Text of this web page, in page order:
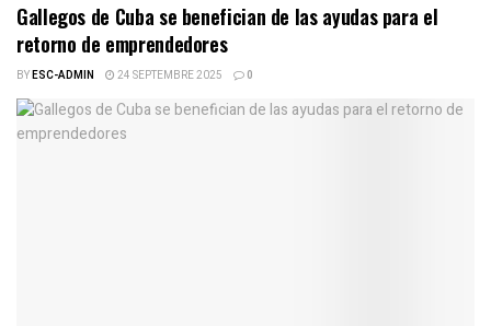
Gallegos de Cuba se benefician de las ayudas para el
retorno de emprendedores
BYESC-ADMIN 24 SEPTEMBRE 2025 0